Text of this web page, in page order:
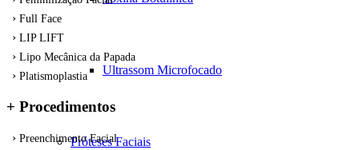
Ultrassom Microfocado
Próteses Faciais
Full Face
LIP LIFT
Lipo Mecânica da Papada
Platismoplastia
+ Procedimentos
Preenchimento Facial